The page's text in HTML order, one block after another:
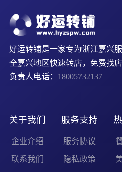
好运转铺是一家专为浙江嘉兴
全嘉兴地区快速转店，免费找
负责人电话： 18005732137
关于我们
企业介绍
联系我们
服务支持
服务协议
隐私政策